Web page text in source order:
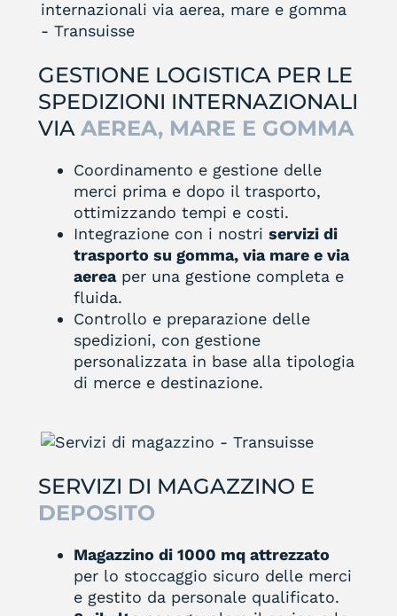
GESTIONE LOGISTICA PER LE
SPEDIZIONI INTERNAZIONALI
VIA AEREA, MARE E GOMMA
Coordinamento e gestione delle
merci prima e dopo il trasporto,
ottimizzando tempi e costi.
Integrazione con i nostri servizi di
trasporto su gomma, via mare e via
aereaper una gestione completa e
fluida.
Controllo e preparazione delle
spedizioni, con gestione
personalizzata in base alla tipologia
di merce e destinazione.
SERVIZI DI MAGAZZINO E
DEPOSITO
Magazzino di 1000 mq attrezzato
per lo stoccaggio sicuro delle merci
e gestito da personale qualificato.